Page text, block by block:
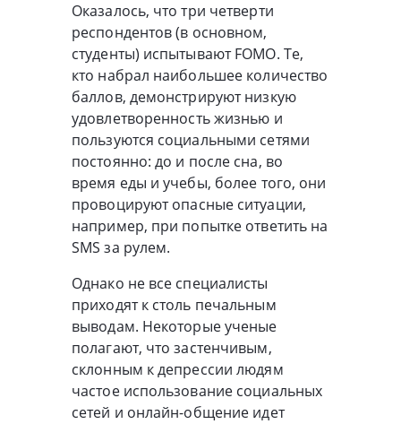
Оказалось, что три четверти
респондентов (в основном,
студенты) испытывают FOMO. Те,
кто набрал наибольшее количество
баллов, демонстрируют низкую
удовлетворенность жизнью и
пользуются социальными сетями
постоянно: до и после сна, во
время еды и учебы, более того, они
провоцируют опасные ситуации,
например, при попытке ответить на
SMS за рулем.
Однако не все специалисты
приходят к столь печальным
выводам. Некоторые ученые
полагают, что застенчивым,
склонным к депрессии людям
частое использование социальных
сетей и онлайн-общение идет